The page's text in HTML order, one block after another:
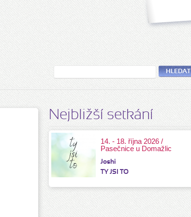
HLEDAT
Nejbližší setkání
14. - 18. října 2026 /
Pasečnice u Domažlic
Joshi
TY JSI TO